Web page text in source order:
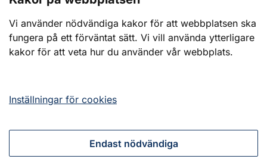
Webbplatsen
Om webbplatsen
Vi använder nödvändiga kakor för att webbplatsen ska
fungera på ett förväntat sätt. Vi vill använda ytterligare
kakor för att veta hur du använder vår webbplats.
Inställningar för cookies
Endast nödvändiga